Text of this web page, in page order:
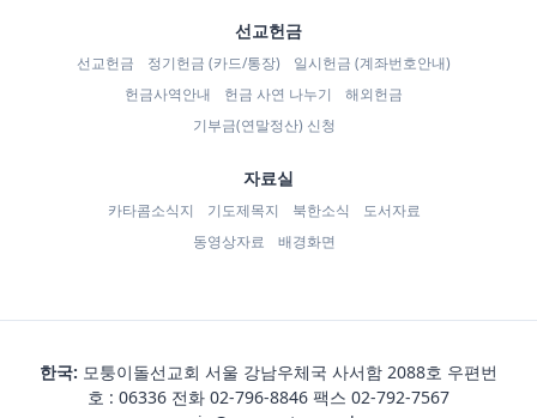
선교헌금
선교헌금 정기헌금 (카드/통장)
일시헌금 (계좌번호안내)
헌금사역안내
헌금 사연 나누기
해외헌금
기부금(연말정산) 신청
자료실
카타콤소식지 기도제목지 북한소식
도서자료
동영상자료
배경화면
한국: 모퉁이돌선교회 서울 강남우체국 사서함 2088호 우편번
호 : 06336 전화 02-796-8846 팩스 02-792-7567